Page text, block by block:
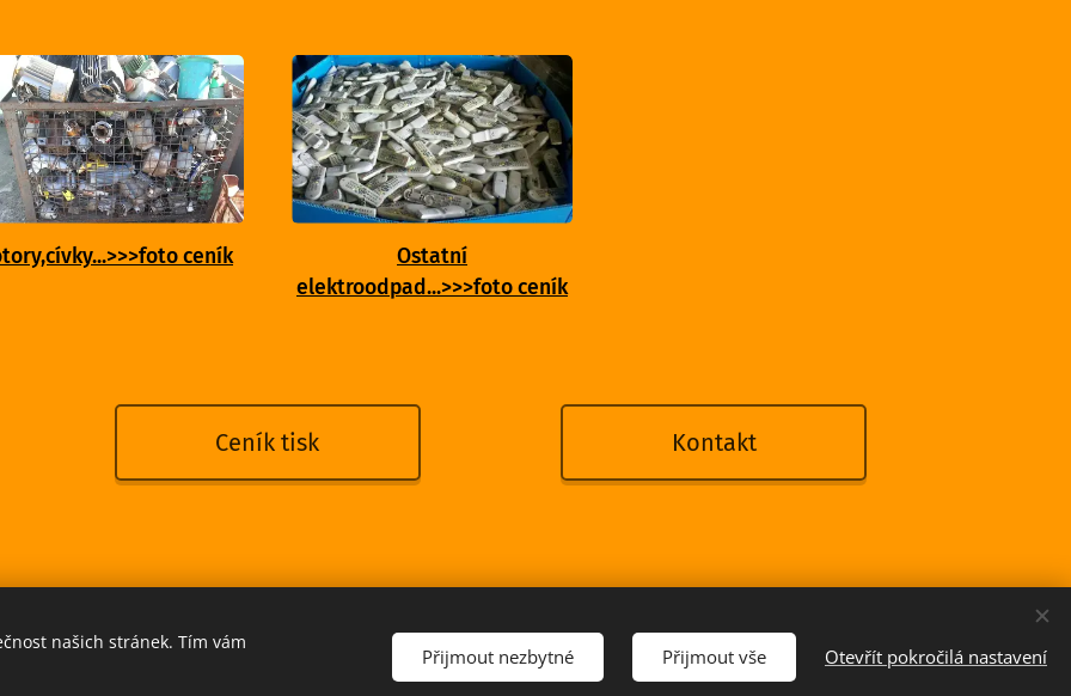
ceník
Ostatní
elektroodpad...>>>foto ceník
Ceník tisk Kontakt
00 Vytvořeno službou Webnode
našich stránek. Tím vám
Přijmout nezbytné Přijmout vše Otevřít pokročilá nastavení